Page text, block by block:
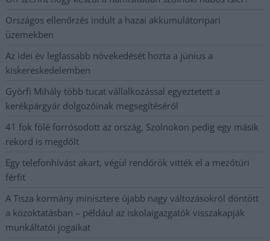
Országos ellenőrzés indult a hazai akkumulátoripari
üzemekben
Az idei év leglassabb növekedését hozta a június a
kiskereskedelemben
Györfi Mihály több tucat vállalkozással egyeztetett a
kerékpárgyár dolgozóinak megsegítéséről
41 fok fölé forrósodott az ország, Szolnokon pedig egy másik
rekord is megdőlt
Egy telefonhívást akart, végül rendőrök vitték el a mezőtúri
férfit
A Tisza kormány minisztere újabb nagy változásokról döntött
a közoktatásban – például az iskolaigazgatók visszakapják
munkáltatói jogaikat